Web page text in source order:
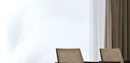
определяется
помещения.
сочетается с натуральным
текстилем, металлическими
он превосходит